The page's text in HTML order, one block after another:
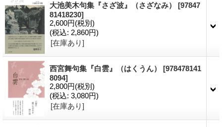
大池美木句集『さざ波』（さざなみ） [97847
81418230]
2,600円(税別)
(税込: 2,860円)
[在庫あり]
西宮舞句集『白雲』（はくうん） [978478141
8094]
2,800円(税別)
(税込: 3,080円)
[在庫あり]